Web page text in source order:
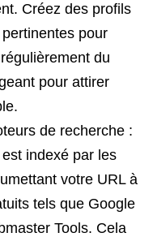
Créez des profils
pour
du
pour attirer
de recherche :
indexé par les
votre URL à
tels que Google
Tools. Cela